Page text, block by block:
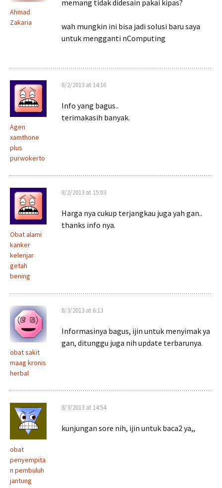
Ahmad
Zakaria
memang tidak didesain pakai kipas?
wah mungkin ini bisa jadi solusi baru saya
untuk mengganti nComputing
Agen
xamthone
plus
purwokerto
8/2/2013 at 14:16
Info yang bagus..
terimakasih banyak.
Obat alami
kanker
kelenjar
getah
bening
8/2/2013 at 15:03
Harga nya cukup terjangkau juga yah gan..
thanks info nya.
obat sakit
maag kronis
herbal
8/3/2013 at 6:13
Informasinya bagus, ijin untuk menyimak ya
gan, ditunggu juga nih update terbarunya.
obat
penyempita
n pembuluh
jantung
8/3/2013 at 14:54
kunjungan sore nih, ijin untuk baca2 ya,,